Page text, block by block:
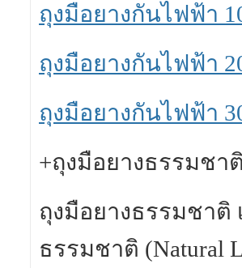
ถุงมือยางกันไฟฟ้า
ถุงมือยางกันไฟฟ้า
ถุงมือยางกันไฟฟ้า
+ถุงมือยางธรรมชา
ถุงมือยางธรรมชา
ธรรมชาติ